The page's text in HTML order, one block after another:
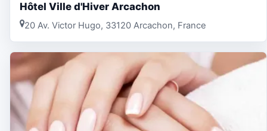
Hôtel Ville d'Hiver Arcachon
20 Av. Victor Hugo, 33120 Arcachon, France